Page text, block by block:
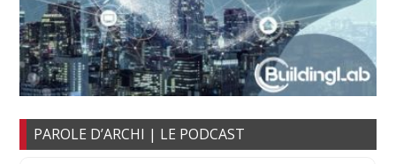
PAROLE D’ARCHI | LE PODCAST